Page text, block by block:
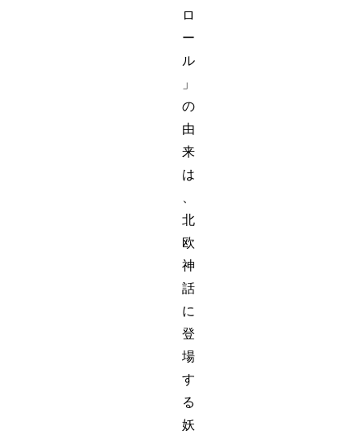
ロ
ー
ル
」
の
由
来
は
北
欧
神
話
に
登
場
す
る
妖